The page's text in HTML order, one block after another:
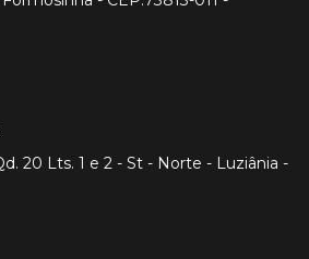
20 Lts. 1 e 2 - St - Norte - Luziânia -